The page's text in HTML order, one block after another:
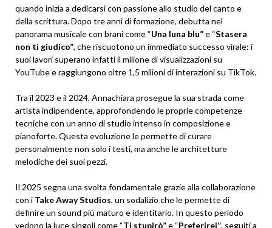
quando inizia a dedicarsi con passione allo studio del canto e
della scrittura. Dopo tre anni di formazione, debutta nel
panorama musicale con brani come “Una luna blu”e “Stasera
non ti giudico”, che riscuotono un immediato successo virale: i
suoi lavori superano infatti il milione di visualizzazioni su
YouTube e raggiungono oltre 1,5 milioni di interazioni su TikTok.
Tra il 2023 e il 2024, Annachiara prosegue la sua strada come
artista indipendente, approfondendo le proprie competenze
tecniche con un anno di studio intenso in composizione e
pianoforte. Questa evoluzione le permette di curare
personalmente non solo i testi, ma anche le architetture
melodiche dei suoi pezzi.
Il 2025 segna una svolta fondamentale grazie alla collaborazione
con i Take Away Studios, un sodalizio che le permette di
definire un sound più maturo e identitario. In questo periodo
vedono la luce singoli come “Ti stupirò”e “Preferirei”, seguiti a